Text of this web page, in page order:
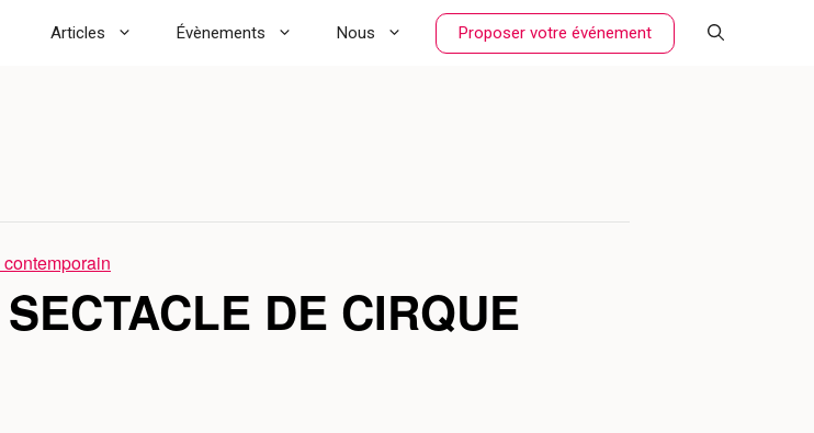
Articles Évènements Nous Proposer votre événement
DE CIRQUE